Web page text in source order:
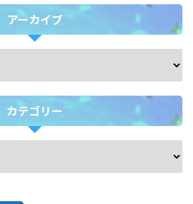
アーカイブ
カテゴリー